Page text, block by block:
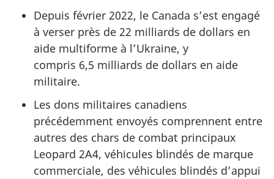
Depuis février 2022, le Canada s’est engagé
à verser près de 22 milliards de dollars en
aide multiforme à l’Ukraine, y
compris 6,5 milliards de dollars en aide
militaire.
Les dons militaires canadiens
précédemment envoyés comprennent entre
autres des chars de combat principaux
Leopard 2A4, véhicules blindés de marque
commerciale, des véhicules blindés d’appui